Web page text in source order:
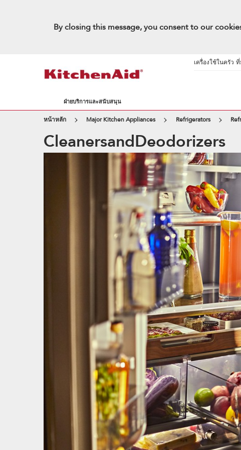
By closing this message, you consent to our
เครื่องใช้ในครัว
ฝ่ายบริการและสนับสนุน
หน้าหลัก Major Kitchen Appliances Refrigerators
CleanersandDeodorizers